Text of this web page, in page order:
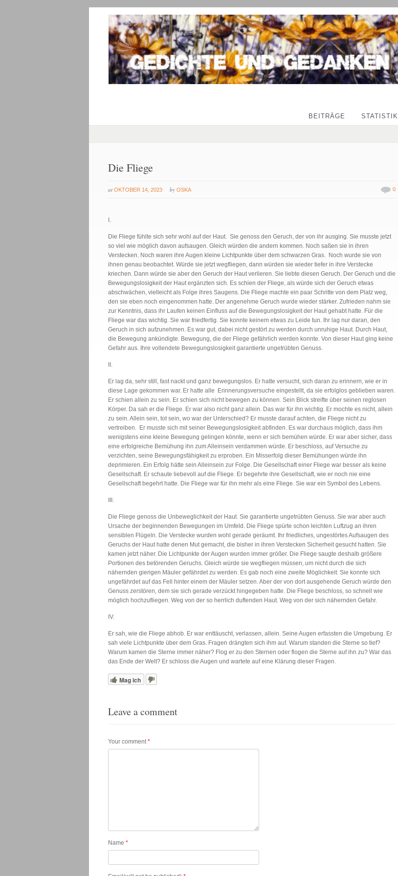
BEITRÄGE STATISTIK
Die Fliege
at OKTOBER 14, 2023 by OSKA 0
I.
Die Fliege fühlte sich sehr wohl auf der Haut. Sie genoss den Geruch, der von ihr ausging. Sie musste jetzt
so viel wie möglich davon aufsaugen. Gleich würden die andern kommen. Noch saßen sie in ihren
Verstecken. Noch waren ihre Augen kleine Lichtpunkte über dem schwarzen Gras. Noch wurde sie von
ihnen genau beobachtet. Würde sie jetzt wegfliegen, dann würden sie wieder tiefer in ihre Verstecke
kriechen. Dann würde sie aber den Geruch der Haut verlieren. Sie liebte diesen Geruch. Der Geruch und die
Bewegungslosigkeit der Haut ergänzten sich. Es schien der Fliege, als würde sich der Geruch etwas
abschwächen, vielleicht als Folge ihres Saugens. Die Fliege machte ein paar Schritte von dem Platz weg,
den sie eben noch eingenommen hatte. Der angenehme Geruch wurde wieder stärker. Zufrieden nahm sie
zur Kenntnis, dass ihr Laufen keinen Einfluss auf die Bewegungslosigkeit der Haut gehabt hatte. Für die
Fliege war das wichtig. Sie war friedfertig. Sie konnte keinem etwas zu Leide tun. Ihr lag nur daran, den
Geruch in sich aufzunehmen. Es war gut, dabei nicht gestört zu werden durch unruhige Haut. Durch Haut,
die Bewegung ankündigte. Bewegung, die der Fliege gefährlich werden konnte. Von dieser Haut ging keine
Gefahr aus. Ihre vollendete Bewegungslosigkeit garantierte ungetrübten Genuss.
II.
Er lag da, sehr still, fast nackt und ganz bewegungslos. Er hatte versucht, sich daran zu erinnern, wie er in
diese Lage gekommen war. Er hatte alle Erinnerungsversuche eingestellt, da sie erfolglos geblieben waren.
Er schien allein zu sein. Er schien sich nicht bewegen zu können. Sein Blick streifte über seinen reglosen
Körper. Da sah er die Fliege. Er war also nicht ganz allein. Das war für ihn wichtig. Er mochte es nicht, allein
zu sein. Allein sein, tot sein, wo war der Unterschied? Er musste darauf achten, die Fliege nicht zu
vertreiben. Er musste sich mit seiner Bewegungslosigkeit abfinden. Es war durchaus möglich, dass ihm
wenigstens eine kleine Bewegung gelingen könnte, wenn er sich bemühen würde. Er war aber sicher, dass
eine erfolgreiche Bemühung ihn zum Alleinsein verdammen würde. Er beschloss, auf Versuche zu
verzichten, seine Bewegungsfähigkeit zu erproben. Ein Misserfolg dieser Bemühungen würde ihn
deprimieren. Ein Erfolg hätte sein Alleinsein zur Folge. Die Gesellschaft einer Fliege war besser als keine
Gesellschaft. Er schaute liebevoll auf die Fliege. Er begehrte ihre Gesellschaft, wie er noch nie eine
Gesellschaft begehrt hatte. Die Fliege war für ihn mehr als eine Fliege. Sie war ein Symbol des Lebens.
III.
Die Fliege genoss die Unbeweglichkeit der Haut. Sie garantierte ungetrübten Genuss. Sie war aber auch
Ursache der beginnenden Bewegungen im Umfeld. Die Fliege spürte schon leichten Luftzug an ihren
sensiblen Flügeln. Die Verstecke wurden wohl gerade geräumt. Ihr friedliches, ungestörtes Aufsaugen des
Geruchs der Haut hatte denen Mut gemacht, die bisher in ihren Verstecken Sicherheit gesucht hatten. Sie
kamen jetzt näher. Die Lichtpunkte der Augen wurden immer größer. Die Fliege saugte deshalb größere
Portionen des betörenden Geruchs. Gleich würde sie wegfliegen müssen, um nicht durch die sich
nähernden gierigen Mäuler gefährdet zu werden. Es gab noch eine zweite Möglichkeit. Sie konnte sich
ungefährdet auf das Fell hinter einem der Mäuler setzen. Aber der von dort ausgehende Geruch würde den
Genuss zerstören, dem sie sich gerade verzückt hingegeben hatte. Die Fliege beschloss, so schnell wie
möglich hochzufliegen. Weg von der so herrlich duftenden Haut. Weg von der sich nähernden Gefahr.
IV.
Er sah, wie die Fliege abhob. Er war enttäuscht, verlassen, allein. Seine Augen erfassten die Umgebung. Er
sah viele Lichtpunkte über dem Gras. Fragen drängten sich ihm auf. Warum standen die Sterne so tief?
Warum kamen die Sterne immer näher? Flog er zu den Sternen oder flogen die Sterne auf ihn zu? War das
das Ende der Welt? Er schloss die Augen und wartete auf eine Klärung dieser Fragen.
Mag ich
Leave a comment
Your comment*
Name*